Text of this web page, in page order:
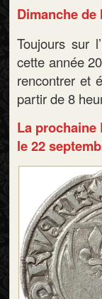
Dimanche
Toujours sur
cette année
rencontrer et
partir de 8
La prochaine
le 22